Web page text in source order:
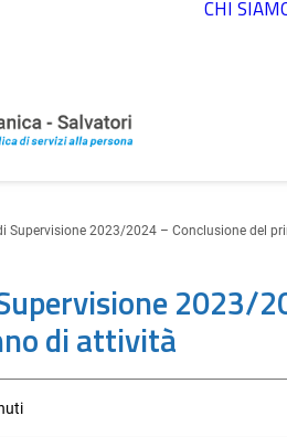
CHI
Supervisione 2023/2024 – Conclusione del
2023/
di attività